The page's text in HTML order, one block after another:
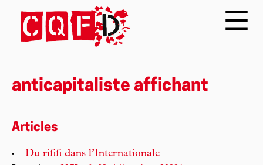
anticapitaliste affichant
Articles
Du rififi dans l’Internationale